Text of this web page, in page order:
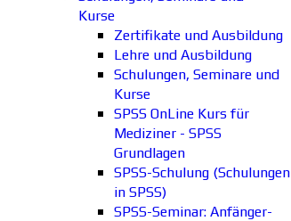
Kurse
Zertifikate und Ausbildung
Lehre und Ausbildung
Schulungen, Seminare und
Kurse
SPSS OnLine Kurs für
Mediziner - SPSS
Grundlagen
SPSS-Schulung (Schulungen
in SPSS)
SPSS-Seminar: Anfänger-